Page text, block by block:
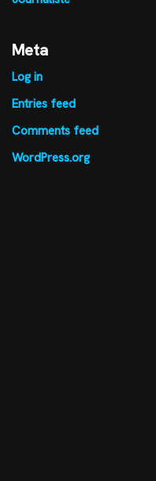
Meta
Log in
Entries feed
Comments feed
WordPress.org